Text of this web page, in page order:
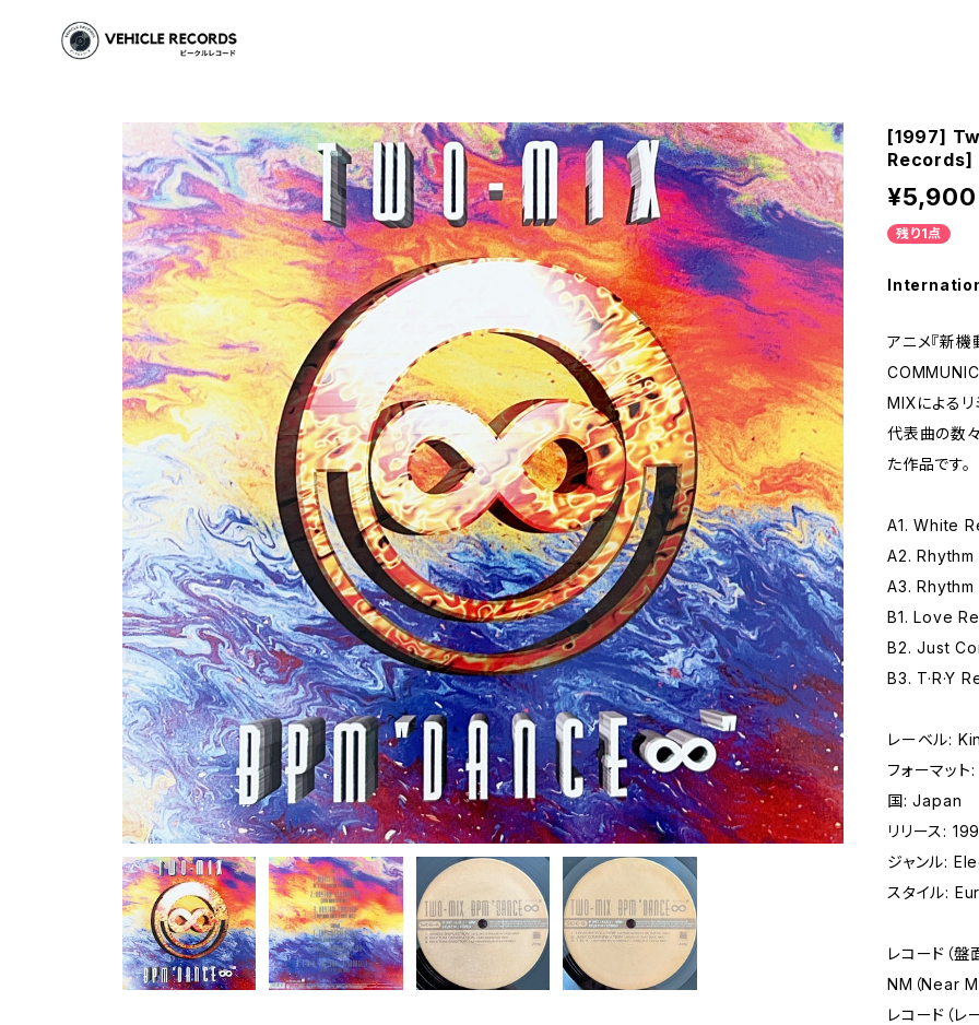
[1997]
Records]
¥5,900
残り1点
アニメ『新
MIXによるリ
代表曲の数
た作品です。
A1. White
A2.
A3.
B1. Love
B2. Just
B3. T·R·Y
レーベル:
フォーマッ
国: Japan
リリース:
ジャンル:
スタイル:
レコード（盤
NM（Near
レコード（レ